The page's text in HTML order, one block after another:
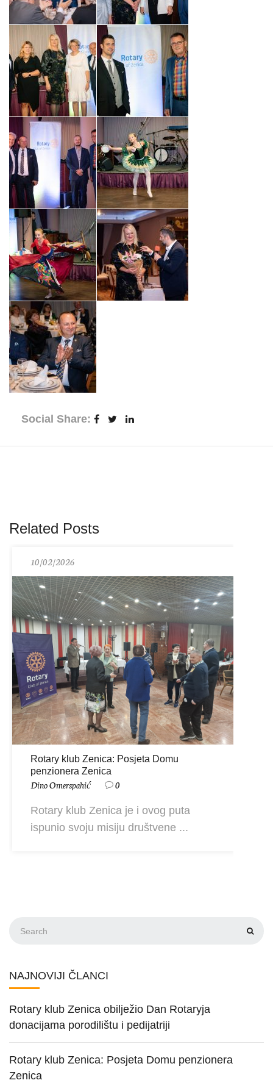
Social Share:
Related Posts
10/02/2026
Rotary klub Zenica: Posjeta Domu
penzionera Zenica
Dino Omerspahić 0
Rotary klub Zenica je i ovog puta
ispunio svoju misiju društvene ...
NAJNOVIJI ČLANCI
Rotary klub Zenica obilježio Dan Rotaryja
donacijama porodilištu i pedijatriji
Rotary klub Zenica: Posjeta Domu penzionera
Zenica